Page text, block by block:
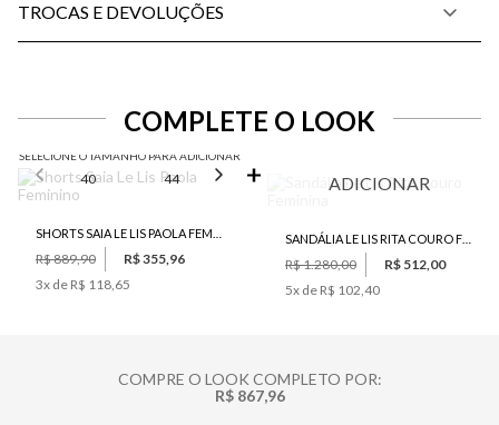
TROCAS E DEVOLUÇÕES
COMPLETE O LOOK
SELECIONE O TAMANHO PARA ADICIONAR
40 44 46
R$ 889,90
R$ 355,96
3x de R$ 118,65
ADICIONAR
R$ 1.280,00
R$ 512,00
5x de R$ 102,40
COMPRE O LOOK COMPLETO POR:
R$ 867,96